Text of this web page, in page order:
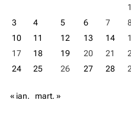
1
3
4 5 6 7
10
11 12 13 14
17
18 19 20 21
24
25 26 27 28
« ian. mart. »